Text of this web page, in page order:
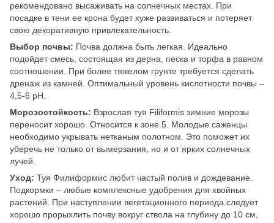
рекомендовано высаживать на солнечных местах. При
посадке в тени ее крона будет хуже развиваться и потеряет
свою декоративную привлекательность.
Выбор почвы: Почва должна быть легкая. Идеально
подойдет смесь, состоящая из дерна, песка и торфа в равном
соотношении. При более тяжелом грунте требуется сделать
дренаж из камней. Оптимальный уровень кислотности почвы –
4,5-6 pH.
Морозостойкость: Взрослая туя Filiformis зимние морозы
переносит хорошо. Относится к зоне 5. Молодые саженцы
необходимо укрывать нетканым полотном. Это поможет их
уберечь не только от вымерзания, но и от ярких солнечных
лучей.
Уход: Туя Филиформис любит частый полив и дождевание.
Подкормки – любые комплексные удобрения для хвойных
растений. При наступлении вегетационного периода следует
хорошо прорыхлить почву вокруг ствола на глубину до 10 см,